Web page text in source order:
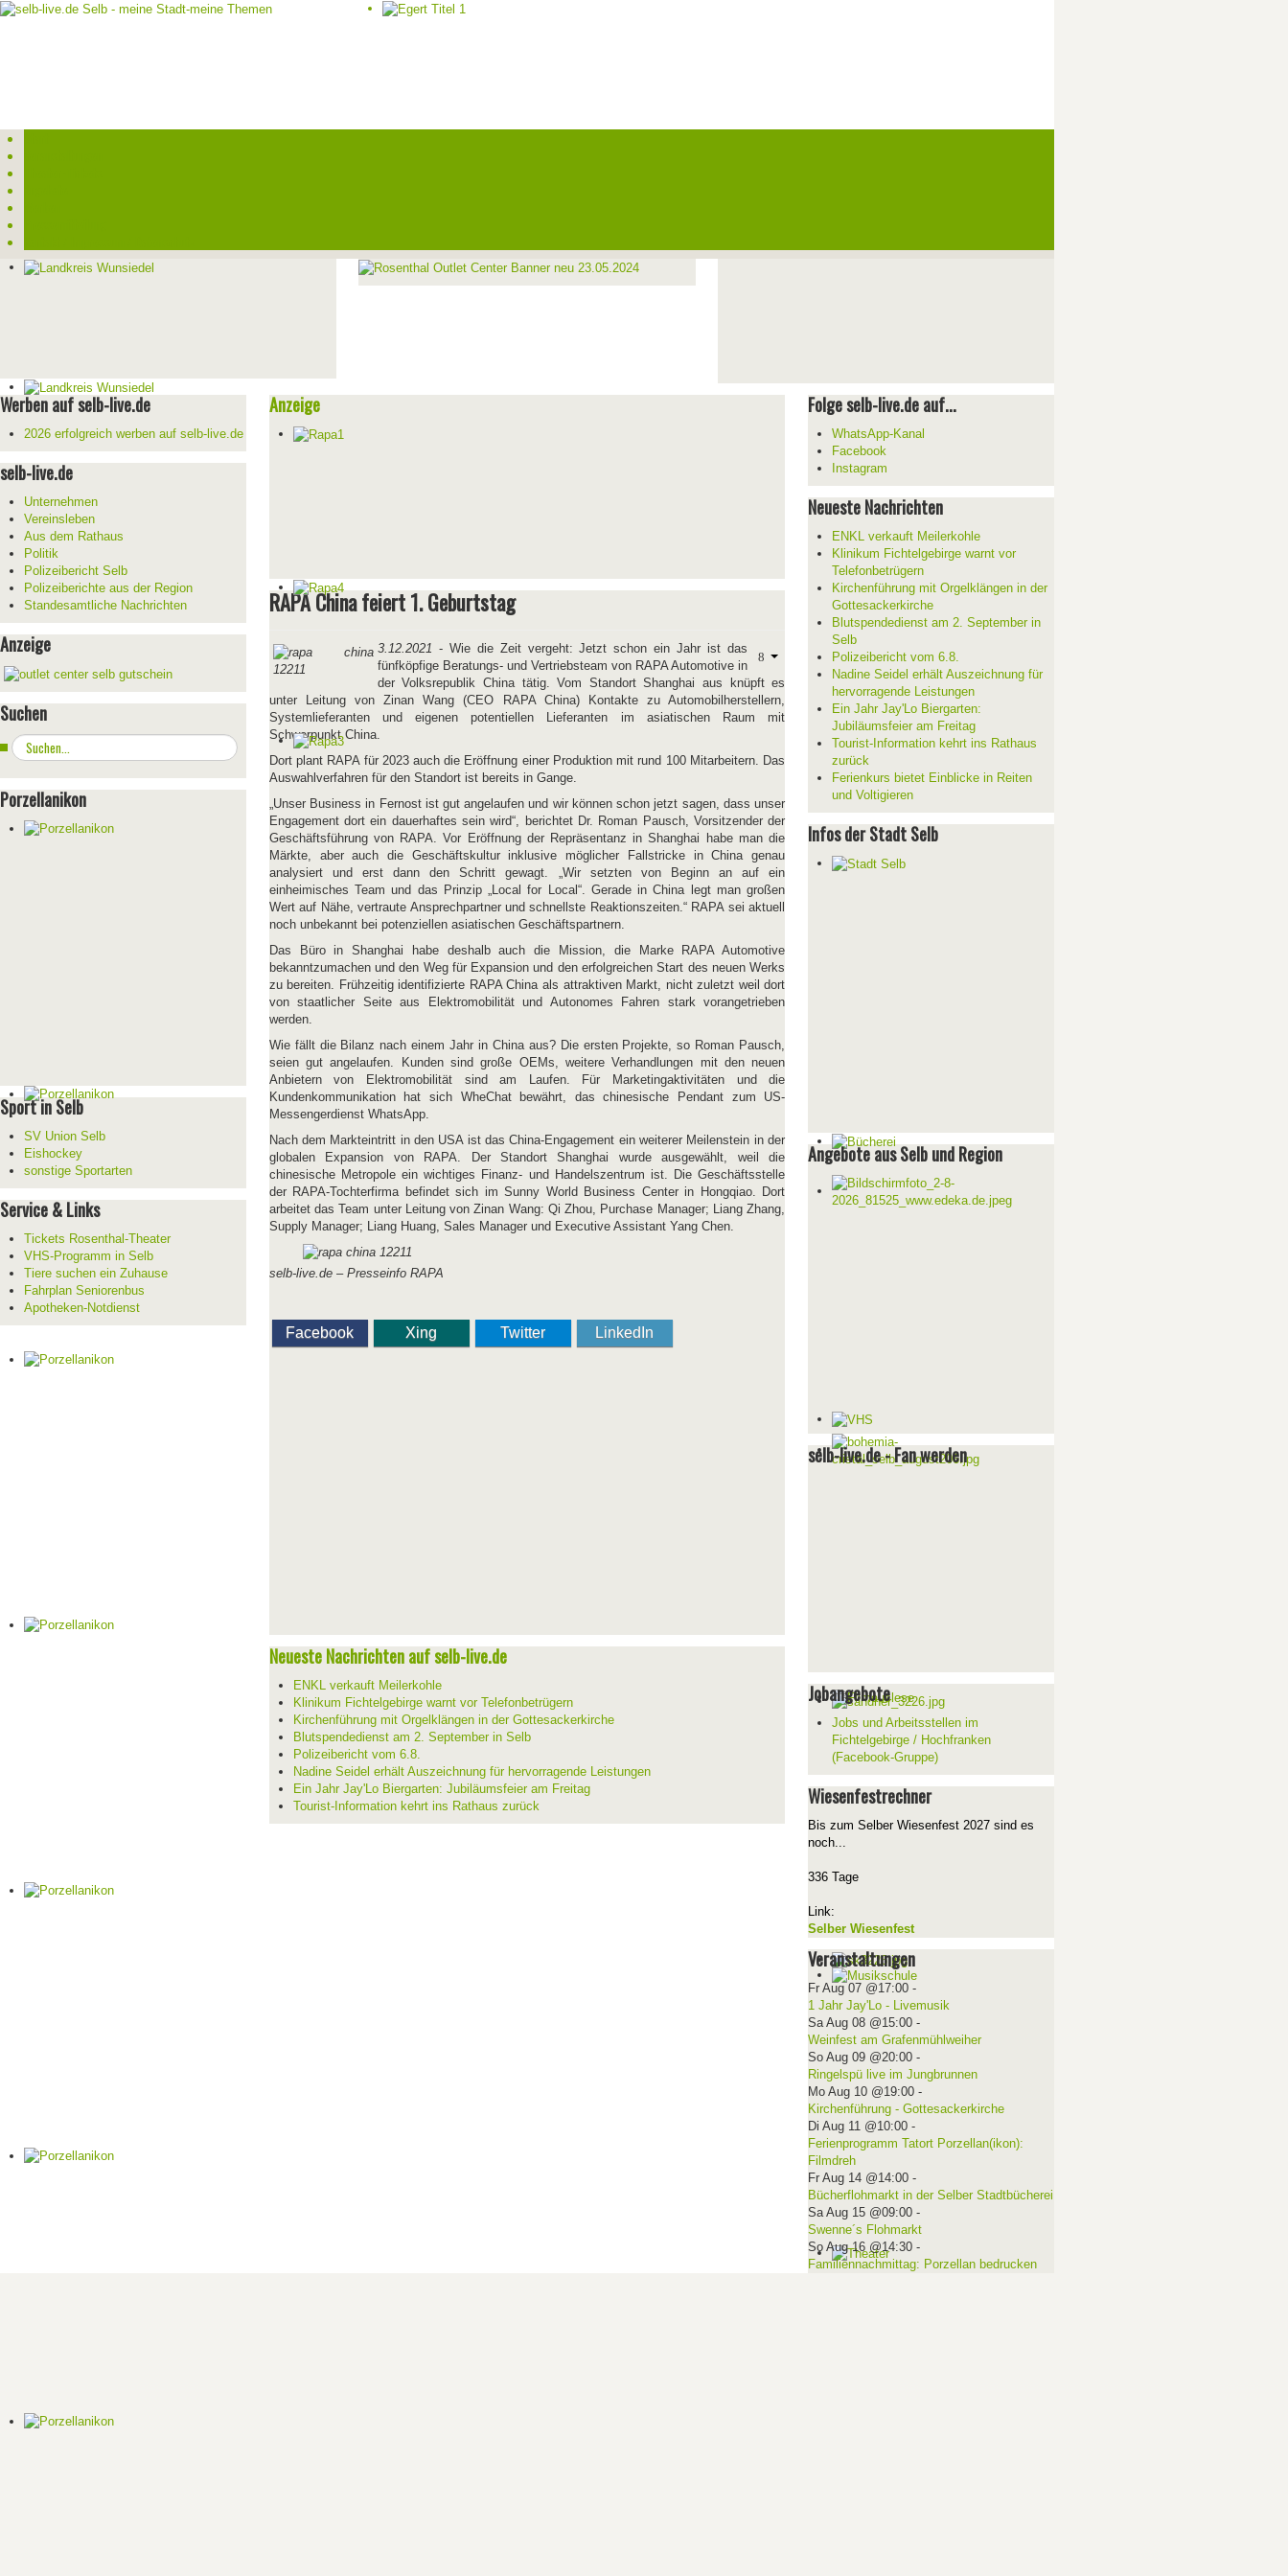
Werben auf selb-live.de
2026 erfolgreich werben auf selb-live.de
selb-live.de
Unternehmen
Vereinsleben
Aus dem Rathaus
Politik
Polizeibericht Selb
Polizeiberichte aus der Region
Standesamtliche Nachrichten
Anzeige
Suchen
Suchen
...
Porzellanikon
Sport in Selb
SV Union Selb
Eishockey
sonstige Sportarten
Service & Links
Tickets Rosenthal-Theater
VHS-Programm in Selb
Tiere suchen ein Zuhause
Fahrplan Seniorenbus
Apotheken-Notdienst
Anzeige
RAPA China feiert 1. Geburtstag
3.12.2021 - Wie die Zeit vergeht: Jetzt schon ein Jahr ist das
fünfköpfige Beratungs- und Vertriebsteam von RAPA Automotive in
der Volksrepublik China tätig. Vom Standort Shanghai aus knüpft es
unter Leitung von Zinan Wang (CEO RAPA China) Kontakte zu Automobilherstellern,
Systemlieferanten und eigenen potentiellen Lieferanten im asiatischen Raum mit
Schwerpunkt China.
Dort plant RAPA für 2023 auch die Eröffnung einer Produktion mit rund 100 Mitarbeitern. Das
Auswahlverfahren für den Standort ist bereits in Gange.
„Unser Business in Fernost ist gut angelaufen und wir können schon jetzt sagen, dass unser
Engagement dort ein dauerhaftes sein wird“, berichtet Dr. Roman Pausch, Vorsitzender der
Geschäftsführung von RAPA. Vor Eröffnung der Repräsentanz in Shanghai habe man die
Märkte, aber auch die Geschäftskultur inklusive möglicher Fallstricke in China genau
analysiert und erst dann den Schritt gewagt. „Wir setzten von Beginn an auf ein
einheimisches Team und das Prinzip „Local for Local“. Gerade in China legt man großen
Wert auf Nähe, vertraute Ansprechpartner und schnellste Reaktionszeiten.“ RAPA sei aktuell
noch unbekannt bei potenziellen asiatischen Geschäftspartnern.
Das Büro in Shanghai habe deshalb auch die Mission, die Marke RAPA Automotive
bekanntzumachen und den Weg für Expansion und den erfolgreichen Start des neuen Werks
zu bereiten. Frühzeitig identifizierte RAPA China als attraktiven Markt, nicht zuletzt weil dort
von staatlicher Seite aus Elektromobilität und Autonomes Fahren stark vorangetrieben
werden.
Wie fällt die Bilanz nach einem Jahr in China aus? Die ersten Projekte, so Roman Pausch,
seien gut angelaufen. Kunden sind große OEMs, weitere Verhandlungen mit den neuen
Anbietern von Elektromobilität sind am Laufen. Für Marketingaktivitäten und die
Kundenkommunikation hat sich WheChat bewährt, das chinesische Pendant zum US-
Messengerdienst WhatsApp.
Nach dem Markteintritt in den USA ist das China-Engagement ein weiterer Meilenstein in der
globalen Expansion von RAPA. Der Standort Shanghai wurde ausgewählt, weil die
chinesische Metropole ein wichtiges Finanz- und Handelszentrum ist. Die Geschäftsstelle
der RAPA-Tochterfirma befindet sich im Sunny World Business Center in Hongqiao. Dort
arbeitet das Team unter Leitung von Zinan Wang: Qi Zhou, Purchase Manager; Liang Zhang,
Supply Manager; Liang Huang, Sales Manager und Executive Assistant Yang Chen.
selb-live.de – Presseinfo RAPA
Facebook Xing Twitter LinkedIn
Neueste Nachrichten auf selb-live.de
ENKL verkauft Meilerkohle
Klinikum Fichtelgebirge warnt vor Telefonbetrügern
Kirchenführung mit Orgelklängen in der Gottesackerkirche
Blutspendedienst am 2. September in Selb
Polizeibericht vom 6.8.
Nadine Seidel erhält Auszeichnung für hervorragende Leistungen
Ein Jahr Jay'Lo Biergarten: Jubiläumsfeier am Freitag
Tourist-Information kehrt ins Rathaus zurück
Folge selb-live.de auf...
WhatsApp-Kanal
Facebook
Instagram
Neueste Nachrichten
ENKL verkauft Meilerkohle
Klinikum Fichtelgebirge warnt vor
Telefonbetrügern
Kirchenführung mit Orgelklängen in der
Gottesackerkirche
Blutspendedienst am 2. September in
Selb
Polizeibericht vom 6.8.
Nadine Seidel erhält Auszeichnung für
hervorragende Leistungen
Ein Jahr Jay'Lo Biergarten:
Jubiläumsfeier am Freitag
Tourist-Information kehrt ins Rathaus
zurück
Ferienkurs bietet Einblicke in Reiten
und Voltigieren
Infos der Stadt Selb
Angebote aus Selb und Region
selb-live.de - Fan werden
Jobangebote
Jobs und Arbeitsstellen im
Fichtelgebirge / Hochfranken
(Facebook-Gruppe)
Wiesenfestrechner
Bis zum Selber Wiesenfest 2027 sind es
noch...
336 Tage
Link:
Selber Wiesenfest
Veranstaltungen
Fr Aug 07 @17:00-
1 Jahr Jay'Lo - Livemusik
Sa Aug 08 @15:00-
Weinfest am Grafenmühlweiher
So Aug 09 @20:00-
Ringelspü live im Jungbrunnen
Mo Aug 10 @19:00-
Kirchenführung - Gottesackerkirche
Di Aug 11 @10:00-
Ferienprogramm Tatort Porzellan(ikon):
Filmdreh
Fr Aug 14 @14:00-
Bücherflohmarkt in der Selber Stadtbücherei
Sa Aug 15 @09:00-
Swenne´s Flohmarkt
So Aug 16 @14:30-
Familiennachmittag: Porzellan bedrucken